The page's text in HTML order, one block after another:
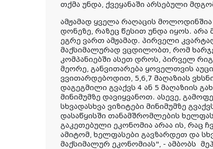
თქმა უნდა, ქვეყანაში არსებული
ამჟამად ყველა რაღაცის
დონეზე, რაზეც წესით უნდა იყოს. არა
ეგრე ვართ ამჟამად. პირველი
მაქსიმალურად ვცდილობთ, რომ
კომპანიებში ასეთ დროს, პირველ
მეორე, განვითარება ყოველთვის
ვვითარდებოდით, 5,6,7 მაღაზიას
დაგეგმილი გვაქვს 4 ან 5 მაღაზიის
მინიმუმზე დავიყვანოთ. ასევე,
სხვადასხვა ვიზიტები მინიმუმზე
დასაწყისში თანამშრომლების
გაკეთებული ეკონომია არაა ის, რაც
ამიტომ, ხელფასები გავზარდეთ და
მაქსიმალურ ეკონომიას", - ამბობს